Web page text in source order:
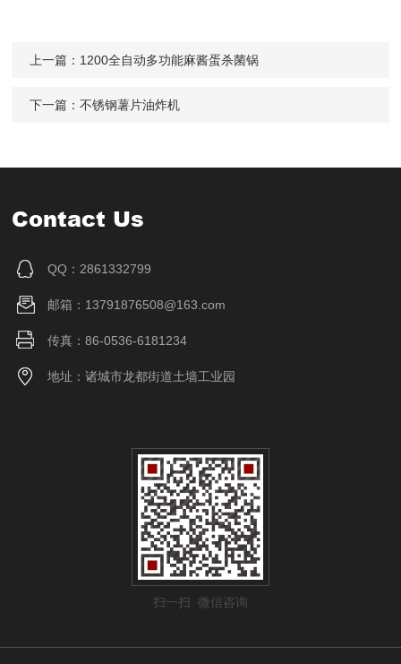
上一篇： 1200全自动多功能麻酱蛋杀菌锅
下一篇：不锈钢薯片油炸机
Contact Us
QQ：2861332799
邮箱：13791876508@163.com
传真：86-0536-6181234
地址：诸城市龙都街道土墙工业园
扫一扫 微信咨询